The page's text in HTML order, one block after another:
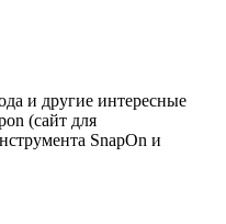
и другие интересные
(сайт для
SnapOn и